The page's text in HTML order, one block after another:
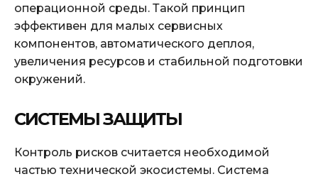
операционной среды. Такой принцип
эффективен для малых сервисных
компонентов, автоматического деплоя,
увеличения ресурсов и стабильной подготовки
окружений.
СИСТЕМЫ ЗАЩИТЫ
Контроль рисков считается необходимой
частью технической экосистемы. Система